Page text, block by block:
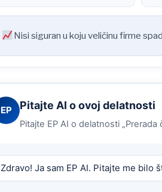
Nisi siguran u koju veličinu firme
EP Pitajte AI o ovoj delatnosti
Pitajte EP AI o delatnosti
Zdravo! Ja sam EP AI. Pitajte me bilo